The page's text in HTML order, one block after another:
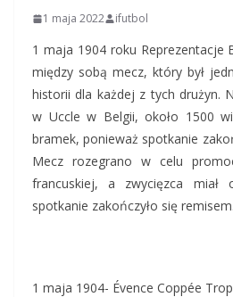
1 maja 2022 ifutbol
1 maja 1904 roku Reprezentacje
między sobą mecz, który był
historii dla każdej z tych drużyn.
w Uccle w Belgii, około 1500
bramek, ponieważ spotkanie
Mecz rozegrano w celu
francuskiej, a zwycięzca miał
spotkanie zakończyło się remisem.
1 maja 1904- Évence Coppée